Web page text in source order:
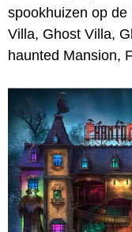
spookhuizen op
Villa, Ghost Villa,
haunted Mansion,